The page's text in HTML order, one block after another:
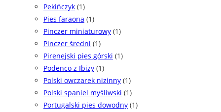
Pekińczyk (1)
Pies faraona (1)
Pinczer miniaturowy (1)
Pinczer średni (1)
Pirenejski pies górski (1)
Podenco z Ibizy (1)
Polski owczarek nizinny (1)
Polski spaniel myśliwski (1)
Portugalski pies dowodny (1)